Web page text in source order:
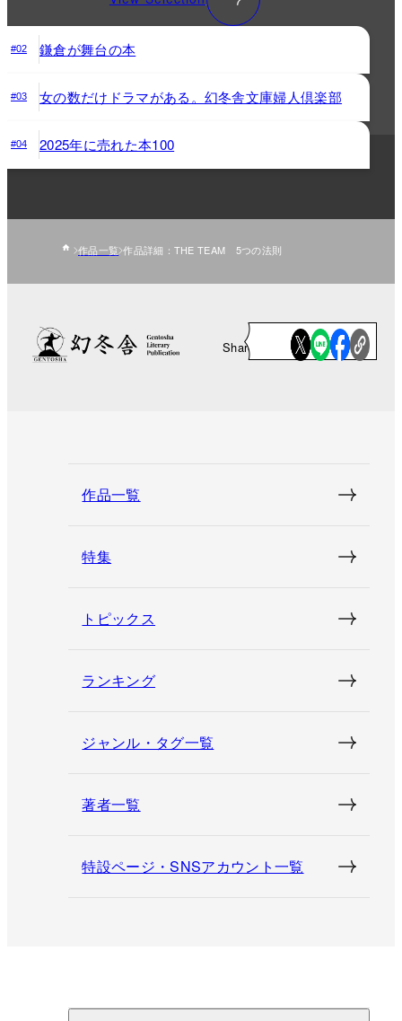
#02 鎌倉が舞台の本
#03 女の数だけドラマがある。幻冬舎文庫婦人倶楽部
#04 2025年に売れた本100
作品一覧 作品詳細：THE TEAM 5つの法則
Share
作品一覧
特集
トピックス
ランキング
ジャンル・タグ一覧
著者一覧
特設ページ・SNSアカウント一覧